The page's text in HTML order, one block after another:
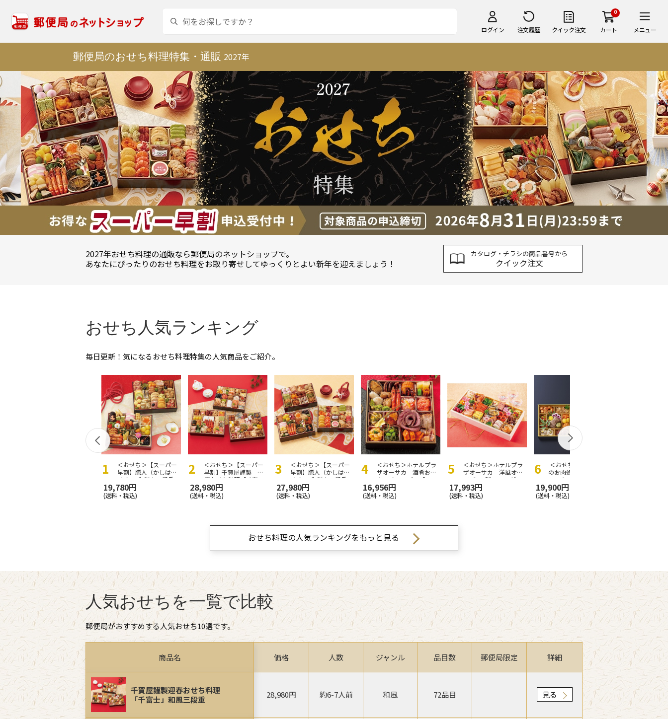
ログイン 注文履歴 クイック注文
0
カート メニュー
郵便局のおせち料理特集・通販 2027年
2027年おせち料理の通販なら郵便局のネットショップで。
あなたにぴったりのおせち料理をお取り寄せしてゆっくりとよい新年を迎えましょう！
カタログ・チラシの商品番号から
クイック注文
おせち人気ランキング
毎日更新！気になるおせち料理特集の人気商品をご紹介。
＜おせち＞【スーパー
早割】膳人（かしはび
と） 和洋中二段重
19,780円
(送料・税込)
＜おせち＞【スーパー
早割】千賀屋謹製 迎
春おせち料理「千富
28,980円
(送料・税込)
＜おせち＞【スーパー
早割】膳人（かしはび
と） 和洋中三段重
27,980円
(送料・税込)
＜おせち＞ホテルプラ
ザオーサカ 酒肴おせ
ち＆オードブル「一
16,956円
(送料・税込)
＜おせち＞ホテルプラ
ザオーサカ 洋風オー
ドブル「集」 ※冷
17,993円
(送料・税込)
＜おせち＞【冷凍】京
のお肉処 弘 弘の肉おせ
ち【12月30
19,900円
(送料・税込)
おせち料理の人気ランキングをもっと見る
人気おせちを一覧で比較
郵便局がおすすめする人気おせち10選です。
商品名 価格 人数 ジャンル 品目数 郵便局限定 詳細
千賀屋謹製迎春おせち料理
「千富士」和風三段重
28,980円 約6-7人前 和風 72品目 見る